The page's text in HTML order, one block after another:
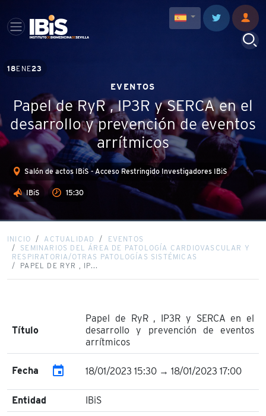
18ENE23
EVENTOS
Papel de RyR , IP3R y SERCA en el
desarrollo y prevención de eventos
arrítmicos
Salón de actos IBiS - Acceso Restringido Investigadores IBiS
IBiS 15:30
INICIO ACTUALIDAD
EVENTOS
SEMINARIOS DEL ÁREA DE PATOLOGÍA CARDIOVASCULAR Y
RESPIRATORIA/OTRAS PATOLOGÍAS SISTÉMICAS
PAPEL DE RYR , IP...
Título
Papel de RyR , IP3R y SERCA en el
desarrollo y prevención de eventos
arrítmicos
Fecha event 18/01/2023 15:30 → 18/01/2023 17:00
Entidad IBiS